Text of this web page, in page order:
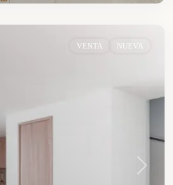
VENTA NUEVA